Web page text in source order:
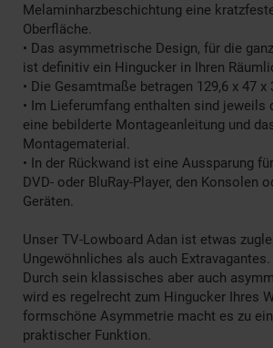
Melaminharzbeschichtung eine
Oberfläche.
• Das asymmetrische Design, für die
ist definitiv ein Hingucker in Ihren
• Die Gesamtmaße betragen 129,6 x 47 x
• Im Lieferumfang enthalten sind jeweils
eine bebilderte Montageanleitung und
Montagematerial.
• In der Rückwand ist eine Aussparung
DVD- oder BluRay-Player, den Konsolen
Geräten.
Unser TV-Lowboard Adan ist etwas
Ungewöhnliches als auch Extravagantes.
Durch sein klassisches aber auch
wird es regelrecht zum Hingucker Ihres
formschöne Asymmetrie macht es zu
praktischer Funktion.